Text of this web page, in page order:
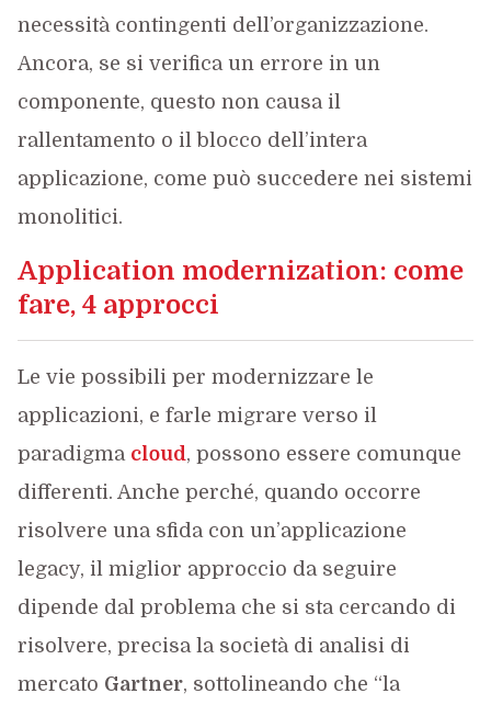
necessità contingenti dell’organizzazione.
Ancora, se si verifica un errore in un
componente, questo non causa il
rallentamento o il blocco dell’intera
applicazione, come può succedere nei sistemi
monolitici.
Application modernization: come
fare, 4 approcci
Le vie possibili per modernizzare le
applicazioni, e farle migrare verso il
paradigma cloud, possono essere comunque
differenti. Anche perché, quando occorre
risolvere una sfida con un’applicazione
legacy, il miglior approccio da seguire
dipende dal problema che si sta cercando di
risolvere, precisa la società di analisi di
mercato Gartner, sottolineando che “la